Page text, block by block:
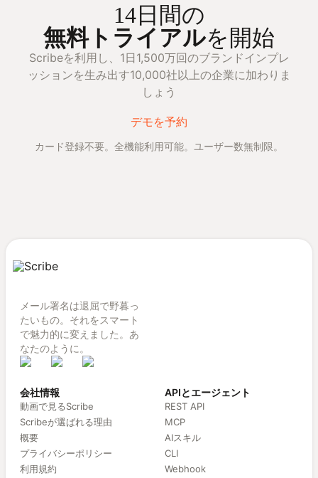
14日間の
無料トライアルを開始
Scribeを利用し、1日1,500万回のブランドインプレ
ッションを生み出す10,000社以上の企業に加わりま
しょう
デモを予約
カード登録不要。全機能利用可能。ユーザー数無制限。
メール署名は退屈で野暮っ
たいもの。それをスマート
で魅力的に変えました。あ
なたのように。
会社情報
動画で見るScribe
Scribeが選ばれる理由
概要
プライバシーポリシー
利用規約
APIとエージェント
REST API
MCP
AIスキル
CLI
Webhook